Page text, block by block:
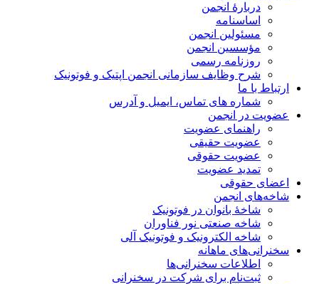
دربارۀ انجمن
اساسنامه
مسئولین انجمن
مؤسسین انجمن
روزنامه رسمی
شرح وظایف سازمانی انجمن اپتیک و فوتونیک
ارتباط با ما
شماره های تماس، ایمیل و آدرس
عضویت در انجمن
راهنمای عضویت
عضویت حقیقی
عضویت حقوقی
تمدید عضویت
اعضای حقوقی
شاخه‌های انجمن
شاخۀ بانوان در فوتونیک
شاخه صنعتی نور فناوران
شاخه‌ الکترونیک و فوتونیک آلی
سخنرانی‌های ماهانه
اطلاعات سخنرانی‌‌ها
ثبت‌نام برای شرکت در سخنرانی